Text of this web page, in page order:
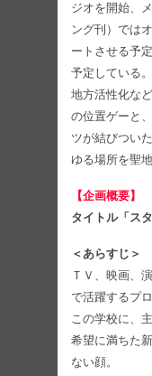
ジオを開始、
ング刊）では
ートさせる予
予定している。
地方活性化な
の位置ゲーと
ツが結びつい
ゆる場所を聖
【企画概要】
タイトル「ス
＜あらすじ＞
ＴＶ、映画、
で活躍するプ
この学校に、
希望に満ちた
ない顔。